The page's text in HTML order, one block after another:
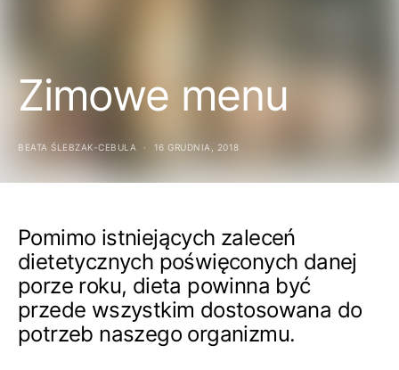
Zimowe menu
BEATA ŚLEBZAK-CEBULA 16 GRUDNIA, 2018
Pomimo istniejących zaleceń
dietetycznych poświęconych danej
porze roku, dieta powinna być
przede wszystkim dostosowana do
potrzeb naszego organizmu.